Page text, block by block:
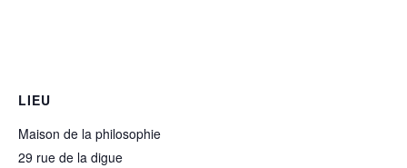
LIEU
Maison de la philosophie
29 rue de la digue